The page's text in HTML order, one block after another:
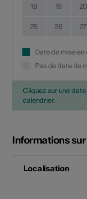
18 19 20
25 26 27
Date de mise
Pas de date de
Cliquez sur une
calendrier.
Informations
Localisation